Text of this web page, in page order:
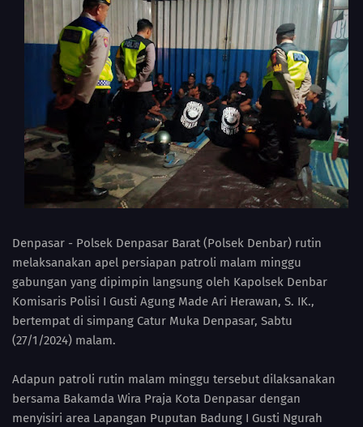
Denpasar - Polsek Denpasar Barat (Polsek Denbar) rutin
melaksanakan apel persiapan patroli malam minggu
gabungan yang dipimpin langsung oleh Kapolsek Denbar
Komisaris Polisi I Gusti Agung Made Ari Herawan, S. IK.,
bertempat di simpang Catur Muka Denpasar, Sabtu
(27/1/2024) malam.
Adapun patroli rutin malam minggu tersebut dilaksanakan
bersama Bakamda Wira Praja Kota Denpasar dengan
menyisiri area Lapangan Puputan Badung I Gusti Ngurah